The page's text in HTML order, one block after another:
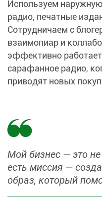
Используем
радио, печатные
Сотрудничаем с
взаимопиар и
эффективно
сарафанное радио,
приводят новых
Мой бизнес — это
есть миссия —
образ, который